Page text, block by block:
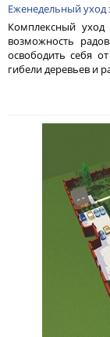
Еженедельный уход
Комплексный
возможность
освободить себя
гибели деревьев и